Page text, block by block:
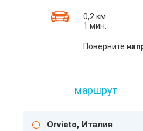
0,2 км
1 мин.
Поверните
маршрут
Orvieto, Италия